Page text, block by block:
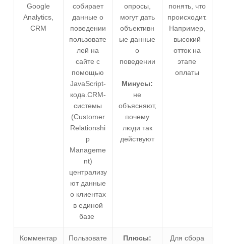
Google
Analytics,
CRM
собирает
данные о
поведении
пользовате
лей на
сайте с
помощью
JavaScript-
кода.CRM-
системы
(Customer
Relationshi
p
Manageme
nt)
централизу
ют данные
о клиентах
в единой
базе
опросы,
могут дать
объективн
ые данные
о
поведении
Минусы:
не
объясняют,
почему
люди так
действуют
понять, что
происходит.
Например,
высокий
отток на
этапе
оплаты
Комментар Пользовате Плюсы: Для сбора